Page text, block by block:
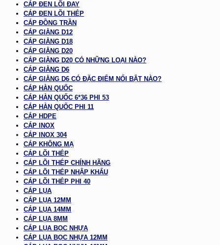
CÁP ĐEN LÕI ĐAY
CÁP ĐEN LÕI THÉP
CÁP ĐỒNG TRẦN
CÁP GIẰNG D12
CÁP GIẰNG D18
CÁP GIẰNG D20
CÁP GIẰNG D20 CÓ NHỮNG LOẠI NÀO?
CÁP GIẰNG D6
CÁP GIẰNG D6 CÓ ĐẶC ĐIỂM NỔI BẬT NÀO?
CÁP HÀN QUỐC
CÁP HÀN QUỐC 6*36 PHI 53
CÁP HÀN QUỐC PHI 11
CÁP HDPE
CÁP INOX
CÁP INOX 304
CÁP KHÔNG MẠ
CÁP LÕI THÉP
CÁP LÕI THÉP CHÍNH HÃNG
CÁP LÕI THÉP NHẬP KHẨU
CÁP LÕI THÉP PHI 40
CÁP LỤA
CÁP LỤA 12MM
CÁP LỤA 14MM
CÁP LỤA 8MM
CÁP LỤA BỌC NHỰA
CÁP LỤA BỌC NHỰA 12MM